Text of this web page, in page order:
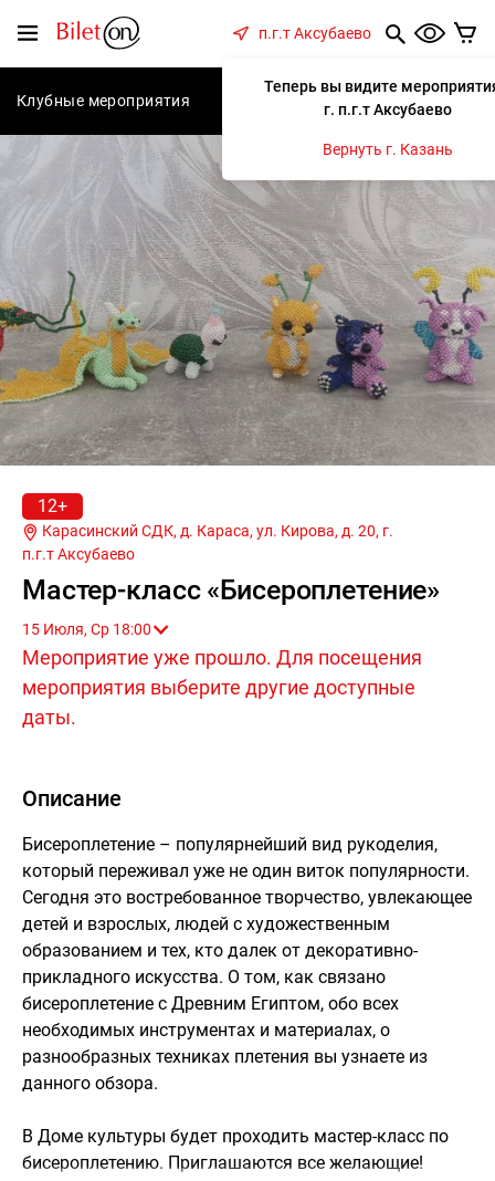
Меню
п.г.т Аксубаево
Теперь вы видите
г. п.г.т Аксубаево
Вернуть г. Казань
Клубные мероприятия Концерты Спектакли
12+
Карасинский СДК, д. Караса, ул. Кирова, д. 20, г.
п.г.т Аксубаево
Мастер-класс «Бисероплетение»
15 Июля, Ср 18:00
Мероприятие уже прошло. Для посещения
мероприятия выберите другие доступные
даты.
Описание
Бисероплетение – популярнейший вид рукоделия,
который переживал уже не один виток популярности.
Сегодня это востребованное творчество, увлекающее
детей и взрослых, людей с художественным
образованием и тех, кто далек от декоративно-
прикладного искусства. О том, как связано
бисероплетение с Древним Египтом, обо всех
необходимых инструментах и материалах, о
разнообразных техниках плетения вы узнаете из
данного обзора.
В Доме культуры будет проходить мастер-класс по
бисероплетению. Приглашаются все желающие!